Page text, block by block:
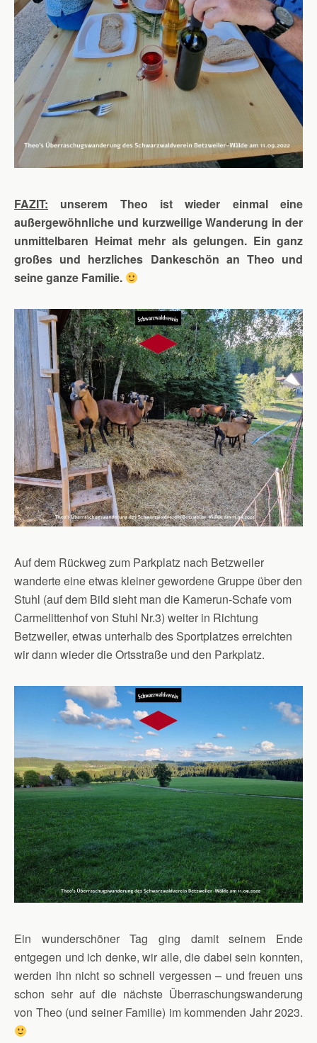
FAZIT: unserem Theo ist wieder einmal eine
außergewöhnliche und kurzweilige Wanderung in der
unmittelbaren Heimat mehr als gelungen. Ein ganz
großes und herzliches Dankeschön an Theo und
seine ganze Familie.
Auf dem Rückweg zum Parkplatz nach Betzweiler
wanderte eine etwas kleiner gewordene Gruppe über den
Stuhl (auf dem Bild sieht man die Kamerun-Schafe vom
Carmelittenhof von Stuhl Nr.3) weiter in Richtung
Betzweiler, etwas unterhalb des Sportplatzes erreichten
wir dann wieder die Ortsstraße und den Parkplatz.
Ein wunderschöner Tag ging damit seinem Ende
entgegen und ich denke, wir alle, die dabei sein konnten,
werden ihn nicht so schnell vergessen – und freuen uns
schon sehr auf die nächste Überraschungswanderung
von Theo (und seiner Familie) im kommenden Jahr 2023.